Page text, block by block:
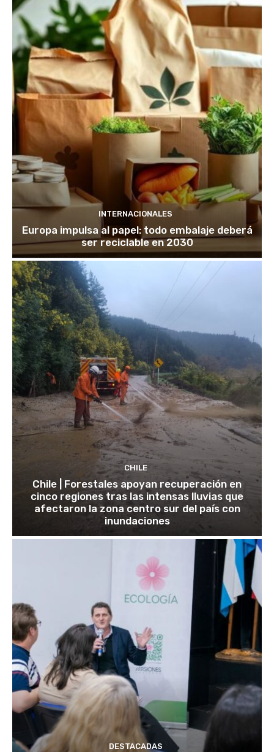
INTERNACIONALES
Europa impulsa al papel: todo embalaje deberá
ser reciclable en 2030
CHILE
Chile | Forestales apoyan recuperación en
cinco regiones tras las intensas lluvias que
afectaron la zona centro sur del país con
inundaciones
DESTACADAS